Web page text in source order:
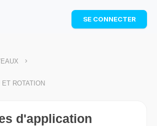
offert
: révise les maths cet
ton PDF gratuit et progresse avec des
SE CONNECTER
>
ROTATION
d'application